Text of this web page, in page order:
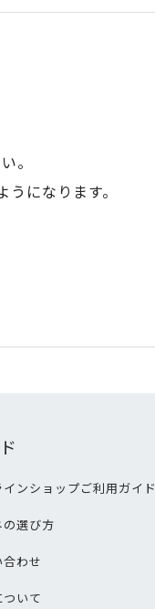
。
になります。
インショップご利用ガイド
の選び方
わせ
いて